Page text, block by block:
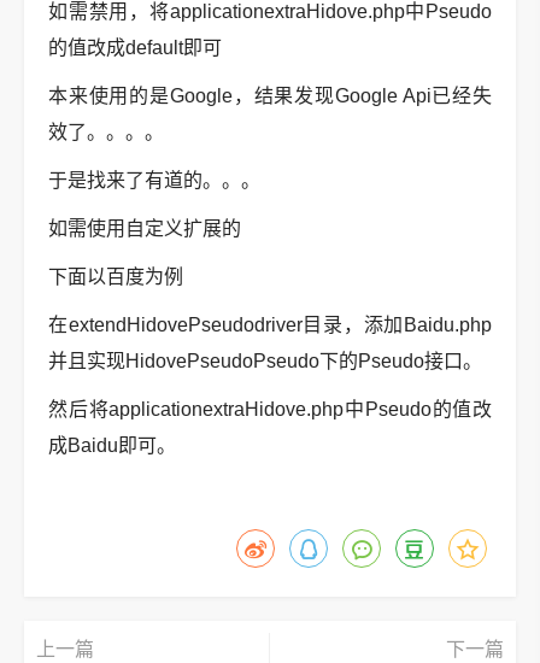
如需禁用，将applicationextraHidove.php中Pseudo
的值改成default即可
本来使用的是Google，结果发现Google Api已经失
效了。。。。
于是找来了有道的。。。
如需使用自定义扩展的
下面以百度为例
在extendHidovePseudodriver目录，添加Baidu.php
并且实现HidovePseudoPseudo下的Pseudo接口。
然后将applicationextraHidove.php中Pseudo的值改
成Baidu即可。
上一篇
下一篇